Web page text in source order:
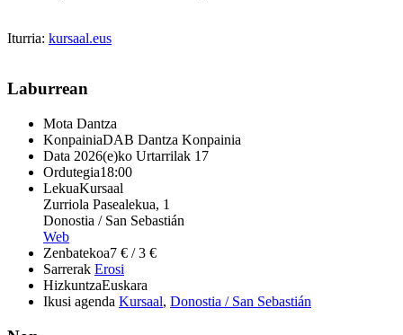
Iturria: kursaal.eus
Laburrean
Mota Dantza
KonpainiaDAB Dantza Konpainia
Data 2026(e)ko Urtarrilak 17
Ordutegia18:00
LekuaKursaal
Zurriola Pasealekua, 1
Donostia / San Sebastián
Web
Zenbatekoa7 € / 3 €
Sarrerak Erosi
HizkuntzaEuskara
Ikusi agenda Kursaal, Donostia / San Sebastián